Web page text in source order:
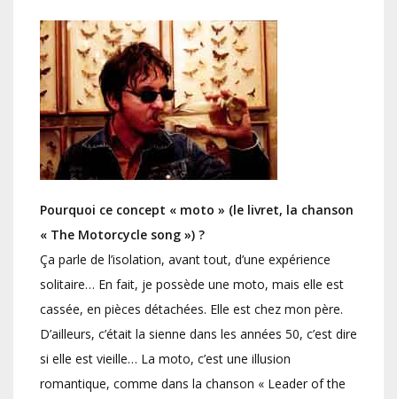
Pourquoi ce concept « moto » (le livret, la chanson
« The Motorcycle song ») ?
Ça parle de l’isolation, avant tout, d’une expérience
solitaire… En fait, je possède une moto, mais elle est
cassée, en pièces détachées. Elle est chez mon père.
D’ailleurs, c’était la sienne dans les années 50, c’est dire
si elle est vieille… La moto, c’est une illusion
romantique, comme dans la chanson « Leader of the